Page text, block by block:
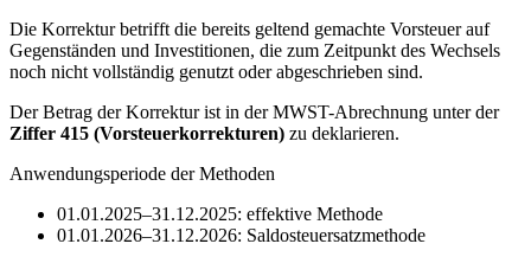
Die Korrektur betrifft die bereits geltend gemachte Vorsteuer auf
Gegenständen und Investitionen, die zum Zeitpunkt des Wechsels
noch nicht vollständig genutzt oder abgeschrieben sind.
Der Betrag der Korrektur ist in der MWST-Abrechnung unter der
Ziffer 415 (Vorsteuerkorrekturen) zu deklarieren.
Anwendungsperiode der Methoden
01.01.2025–31.12.2025: effektive Methode
01.01.2026–31.12.2026: Saldosteuersatzmethode